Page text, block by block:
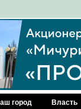
город Власть